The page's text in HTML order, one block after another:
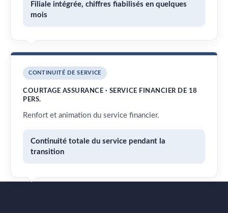
Filiale intégrée, chiffres fiabilisés en quelques
mois
CONTINUITÉ DE SERVICE
COURTAGE ASSURANCE · SERVICE FINANCIER DE 18
PERS.
Renfort et animation du service financier.
Continuité totale du service pendant la
transition